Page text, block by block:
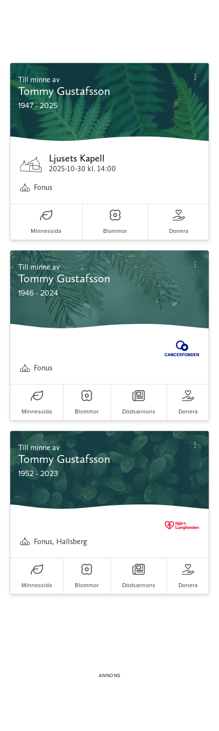
Till minne av
Tommy Gustafsson
1947 - 2025
Ljusets Kapell
2025-10-30 kl. 14:00
Fonus
Minnessida Blommor Donera
Till minne av
Tommy Gustafsson
1946 - 2024
Fonus
Minnessida Blommor Dödsannons Donera
Till minne av
Tommy Gustafsson
1952 - 2023
Fonus, Hallsberg
Minnessida Blommor Dödsannons Donera